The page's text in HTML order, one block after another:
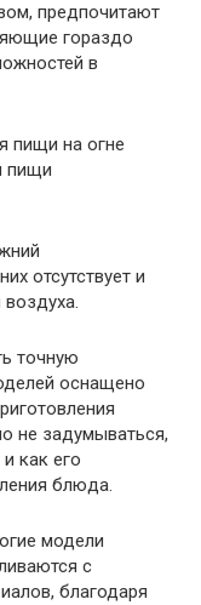
предпочитают
гораздо
в
пищи на огне
пищи
отсутствует и
воздуха.
точную
оснащено
не задумываться,
как его
блюда.
модели
с
благодаря